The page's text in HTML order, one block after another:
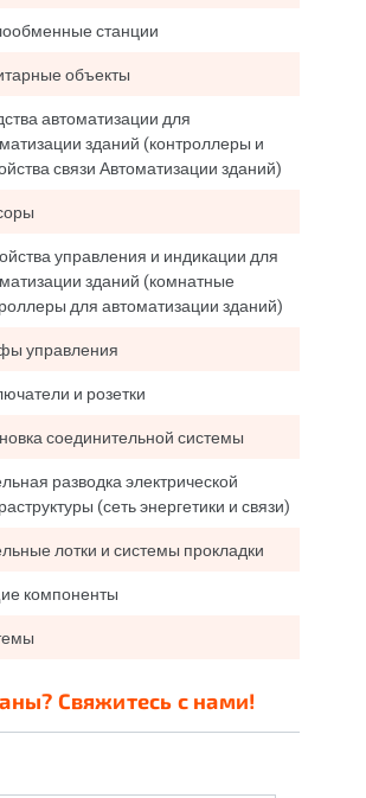
станции
объекты
автоматизации для
зданий (контроллеры и
связи Автоматизации зданий)
управления и индикации для
зданий (комнатные
для автоматизации зданий)
управления
и розетки
соединительной системы
разводка электрической
(сеть энергетики и связи)
лотки и системы прокладки
компоненты
Свяжитесь с нами!